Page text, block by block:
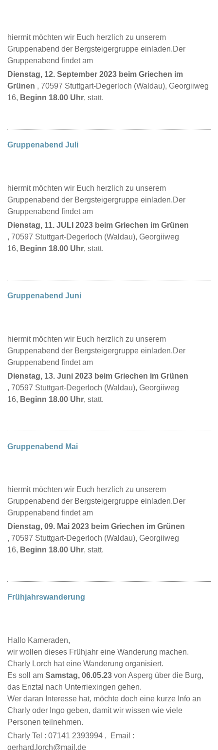
hiermit möchten wir Euch herzlich zu unserem
Gruppenabend der Bergsteigergruppe einladen.Der
Gruppenabend findet am
Dienstag, 12. September 2023 beim Griechen im
Grünen , 70597 Stuttgart-Degerloch (Waldau), Georgiiweg
16, Beginn 18.00 Uhr, statt.
Gruppenabend Juli
hiermit möchten wir Euch herzlich zu unserem
Gruppenabend der Bergsteigergruppe einladen.Der
Gruppenabend findet am
Dienstag, 11. JULI 2023 beim Griechen im Grünen
, 70597 Stuttgart-Degerloch (Waldau), Georgiiweg
16, Beginn 18.00 Uhr, statt.
Gruppenabend Juni
hiermit möchten wir Euch herzlich zu unserem
Gruppenabend der Bergsteigergruppe einladen.Der
Gruppenabend findet am
Dienstag, 13. Juni 2023 beim Griechen im Grünen
, 70597 Stuttgart-Degerloch (Waldau), Georgiiweg
16, Beginn 18.00 Uhr, statt.
Gruppenabend Mai
hiermit möchten wir Euch herzlich zu unserem
Gruppenabend der Bergsteigergruppe einladen.Der
Gruppenabend findet am
Dienstag, 09. Mai 2023 beim Griechen im Grünen
, 70597 Stuttgart-Degerloch (Waldau), Georgiiweg
16, Beginn 18.00 Uhr, statt.
Frühjahrswanderung
Hallo Kameraden,
wir wollen dieses Frühjahr eine Wanderung machen.
Charly Lorch hat eine Wanderung organisiert.
Es soll am Samstag, 06.05.23 von Asperg über die Burg,
das Enztal nach Unterriexingen gehen.
Wer daran Interesse hat, möchte doch eine kurze Info an
Charly oder Ingo geben, damit wir wissen wie viele
Personen teilnehmen.
Charly Tel : 07141 2393994 , Email :
gerhard.lorch@mail.de